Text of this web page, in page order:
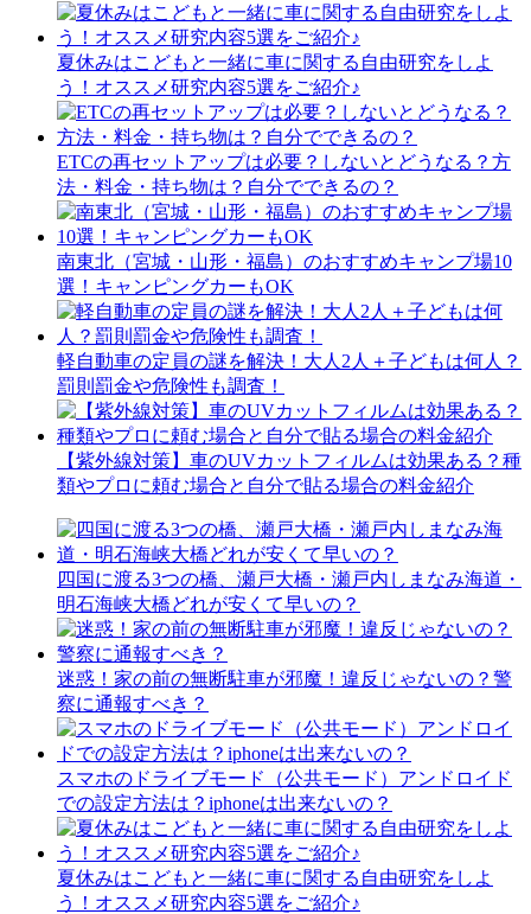
夏休みはこどもと一緒に車に関する自由研究をしよ
う！オススメ研究内容5選をご紹介♪
ETCの再セットアップは必要？しないとどうなる？方
法・料金・持ち物は？自分でできるの？
南東北（宮城・山形・福島）のおすすめキャンプ場10
選！キャンピングカーもOK
軽自動車の定員の謎を解決！大人2人＋子どもは何人？
罰則罰金や危険性も調査！
【紫外線対策】車のUVカットフィルムは効果ある？種
類やプロに頼む場合と自分で貼る場合の料金紹介
四国に渡る3つの橋、瀬戸大橋・瀬戸内しまなみ海道・
明石海峡大橋どれが安くて早いの？
迷惑！家の前の無断駐車が邪魔！違反じゃないの？警
察に通報すべき？
スマホのドライブモード（公共モード）アンドロイド
での設定方法は？iphoneは出来ないの？
夏休みはこどもと一緒に車に関する自由研究をしよ
う！オススメ研究内容5選をご紹介♪